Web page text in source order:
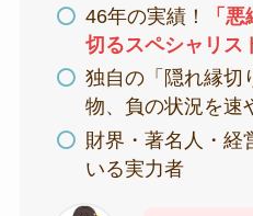
46年の実績！
「
切るスペシャリス
独自の「隠れ縁切
物、負の状況を速
財界・著名人・経
いる実力者